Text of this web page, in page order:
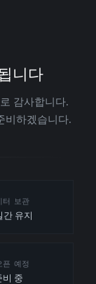
니다
감사합니다.
비하겠습니다.
터 보관
간 유지
픈 예정
비 중